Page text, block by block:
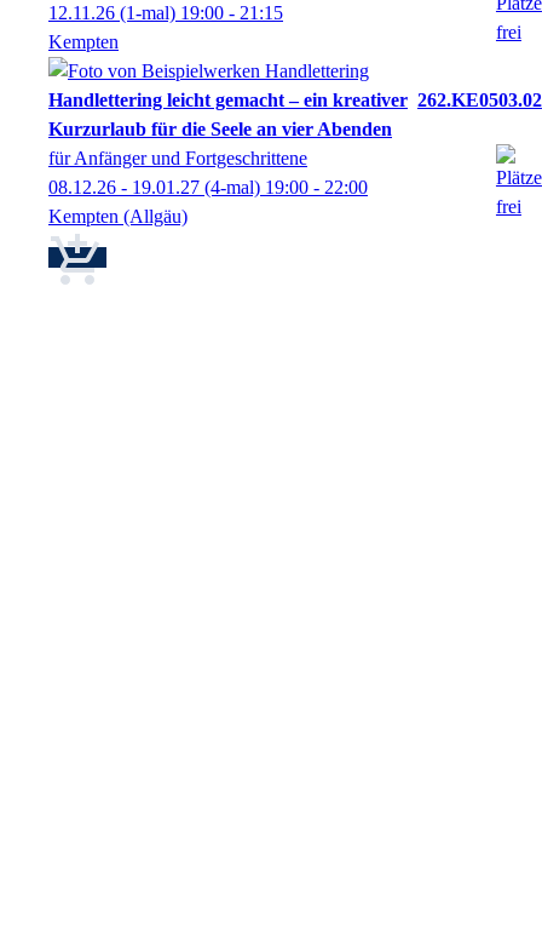
12.11.26 (1-mal) 19:00 - 21:15
Kempten
Handlettering leicht gemacht – ein kreativer
Kurzurlaub für die Seele an vier Abenden
262.KE0503.02
für Anfänger und Fortgeschrittene
08.12.26 - 19.01.27 (4-mal) 19:00 - 22:00
Kempten (Allgäu)